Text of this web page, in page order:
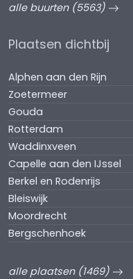
alle buurten (5563)
Plaatsen dichtbij
Alphen aan den Rijn
Zoetermeer
Gouda
Rotterdam
Waddinxveen
Capelle aan den IJssel
Berkel en Rodenrijs
Bleiswijk
Moordrecht
Bergschenhoek
alle plaatsen (1469)